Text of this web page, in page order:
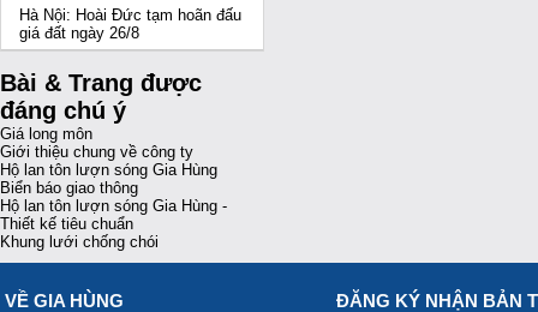
Hà Nội: Hoài Đức tạm hoãn đấu
giá đất ngày 26/8
Bài & Trang được
đáng chú ý
Giá long môn
Giới thiệu chung về công ty
Hộ lan tôn lượn sóng Gia Hùng
Biển báo giao thông
Hộ lan tôn lượn sóng Gia Hùng -
Thiết kế tiêu chuẩn
Khung lưới chống chói
VỀ GIA HÙNG ĐĂNG KÝ NHẬN BẢN